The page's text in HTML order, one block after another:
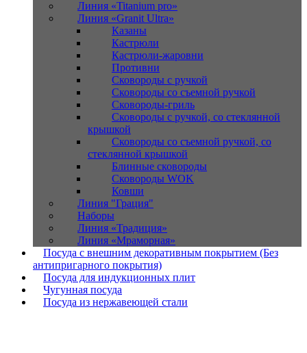
Линия «Titanium pro»
Линия «Granit Ultra»
Казаны
Кастрюли
Кастрюли-жаровни
Противни
Сковороды с ручкой
Сковороды со съемной ручкой
Сковороды-гриль
Сковороды с ручкой, со стеклянной
крышкой
Сковороды со съемной ручкой, со
стеклянной крышкой
Блинные сковороды
Сковороды WOK
Ковши
Линия "Грация"
Наборы
Линия «Традиция»
Линия «Мраморная»
Посуда с внешним декоративным покрытием (Без
антипригарного покрытия)
Посуда для индукционных плит
Чугунная посуда
Посуда из нержавеющей стали